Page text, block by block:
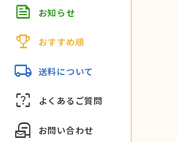
feed お知らせ
trophy おすすめ順
local_shipping 送料について
indeterminate_question_box よくあるご質問
local_post_office お問い合わせ